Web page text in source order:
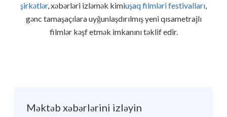
şirkətlər, xəbərləri izləmək kimiuşaq filmləri festivalları,
gənc tamaşaçılara uyğunlaşdırılmış yeni qısametrajlı
filmlər kəşf etmək imkanını təklif edir.
Məktəb xəbərlərini izləyin